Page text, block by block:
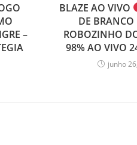
–
BLAZE AO VIVO
DE
ROBOZINHO
98% AO VIVO
junho